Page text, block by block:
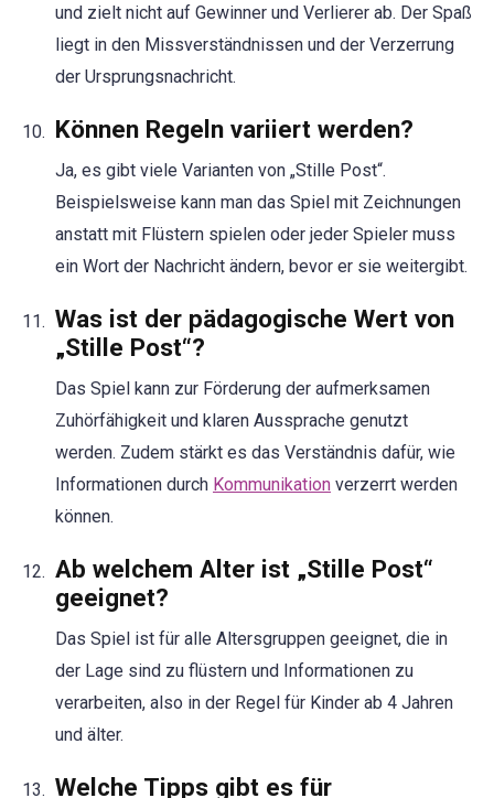
und zielt nicht auf Gewinner und Verlierer ab. Der Spaß
liegt in den Missverständnissen und der Verzerrung
der Ursprungsnachricht.
Können Regeln variiert werden?
Ja, es gibt viele Varianten von „Stille Post“.
Beispielsweise kann man das Spiel mit Zeichnungen
anstatt mit Flüstern spielen oder jeder Spieler muss
ein Wort der Nachricht ändern, bevor er sie weitergibt.
Was ist der pädagogische Wert von
„Stille Post“?
Das Spiel kann zur Förderung der aufmerksamen
Zuhörfähigkeit und klaren Aussprache genutzt
werden. Zudem stärkt es das Verständnis dafür, wie
Informationen durch Kommunikation verzerrt werden
können.
Ab welchem Alter ist „Stille Post“
geeignet?
Das Spiel ist für alle Altersgruppen geeignet, die in
der Lage sind zu flüstern und Informationen zu
verarbeiten, also in der Regel für Kinder ab 4 Jahren
und älter.
Welche Tipps gibt es für